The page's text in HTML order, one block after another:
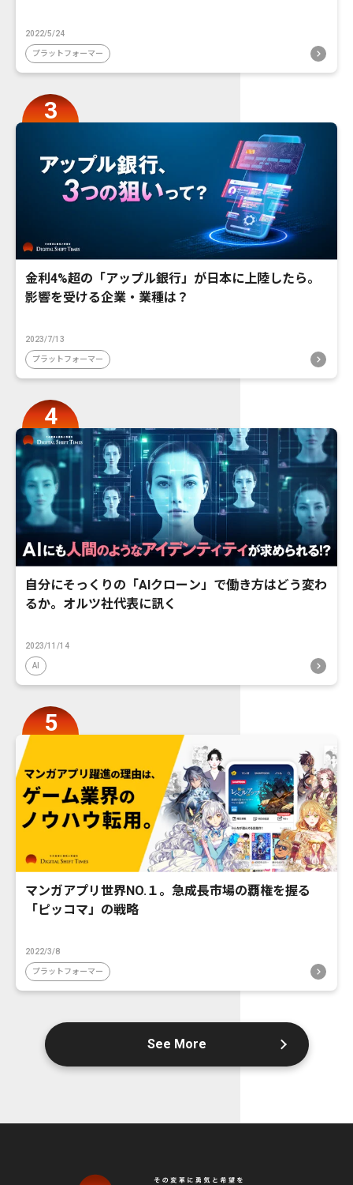
2022/5/24
プラットフォーマー
金利4%超の「アップル銀行」が日本に上陸したら。
影響を受ける企業・業種は？
2023/7/13
プラットフォーマー
自分にそっくりの「AIクローン」で働き方はどう変わ
るか。オルツ社代表に訊く
2023/11/14
AI
マンガアプリ世界NO.１。急成長市場の覇権を握る
「ピッコマ」の戦略
2022/3/8
プラットフォーマー
See More